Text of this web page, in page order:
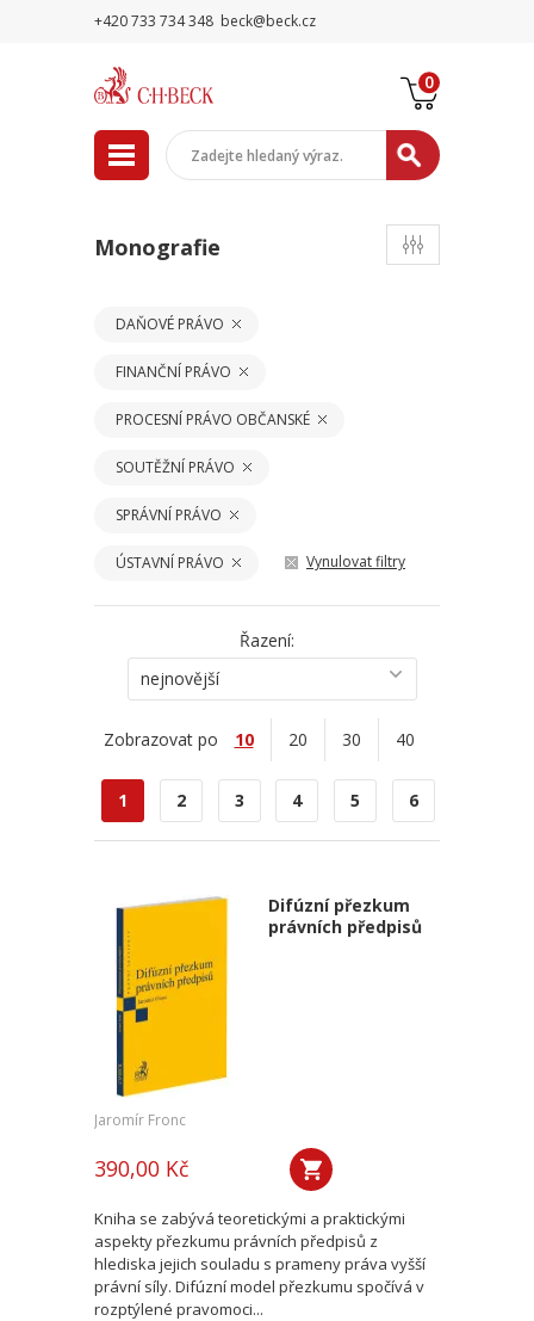
+420 733 734 348 beck@beck.cz
0
Monografie
DAŇOVÉ PRÁVO
FINANČNÍ PRÁVO
PROCESNÍ PRÁVO OBČANSKÉ
SOUTĚŽNÍ PRÁVO
SPRÁVNÍ PRÁVO
ÚSTAVNÍ PRÁVO Vynulovat filtry
Řazení:
nejnovější
Zobrazovat po 10 20 30 40
1 2 3 4 5 6
Difúzní přezkum
právních předpisů
Jaromír Fronc
390,00 Kč
Kniha se zabývá teoretickými a praktickými
aspekty přezkumu právních předpisů z
hlediska jejich souladu s prameny práva vyšší
právní síly. Difúzní model přezkumu spočívá v
rozptýlené pravomoci...